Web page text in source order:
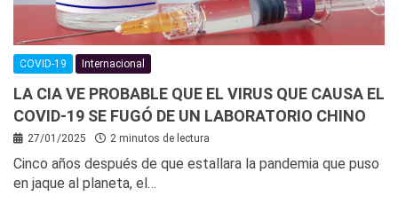
COVID-19 Internacional
LA CIA VE PROBABLE QUE EL VIRUS QUE CAUSA EL
COVID-19 SE FUGÓ DE UN LABORATORIO CHINO
27/01/2025 2 minutos de lectura
Cinco años después de que estallara la pandemia que puso
en jaque al planeta, el…